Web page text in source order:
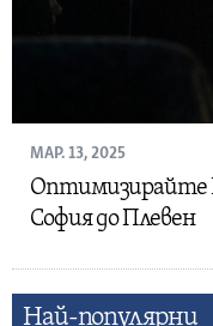
МАР. 13, 2025
Оптимизирайте
София до Плевен
Най-популярни